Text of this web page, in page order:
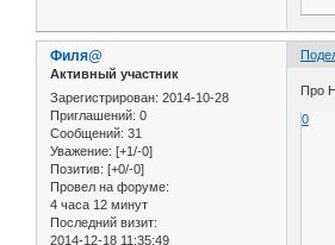
Филя@
Активный участник
Зарегистрирован: 2014-10-28
Приглашений: 0
Сообщений: 31
Уважение: [+1/-0]
Позитив: [+0/-0]
Провел на форуме:
4 часа 12 минут
Последний визит:
2014-12-18 11:35:49
Про
0